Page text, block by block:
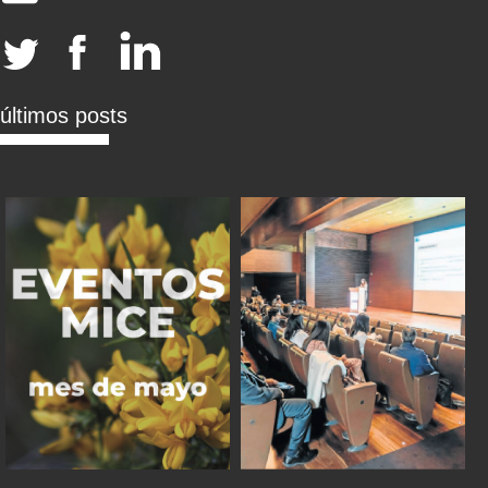
últimos posts